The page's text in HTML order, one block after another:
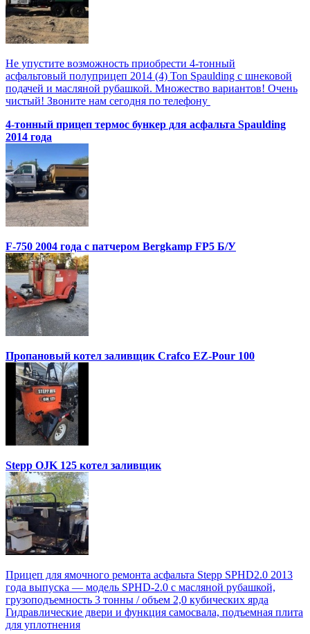
Не упустите возможность приобрести 4-тонный
асфальтовый полуприцеп 2014 (4) Ton Spaulding с шнековой
подачей и масляной рубашкой. Множество вариантов! Очень
чистый! Звоните нам сегодня по телефону
4-тонный прицеп термос бункер для асфальта Spaulding
2014 года
F-750 2004 года с патчером Bergkamp FP5 Б/У
Пропановый котел заливщик Crafco EZ-Pour 100
Stepp OJK 125 котел заливщик
Прицеп для ямочного ремонта асфальта Stepp SPHD2.0 2013
года выпуска — модель SPHD-2.0 с масляной рубашкой,
грузоподъемность 3 тонны / объем 2,0 кубических ярда
Гидравлические двери и функция самосвала, подъемная плита
для уплотнения